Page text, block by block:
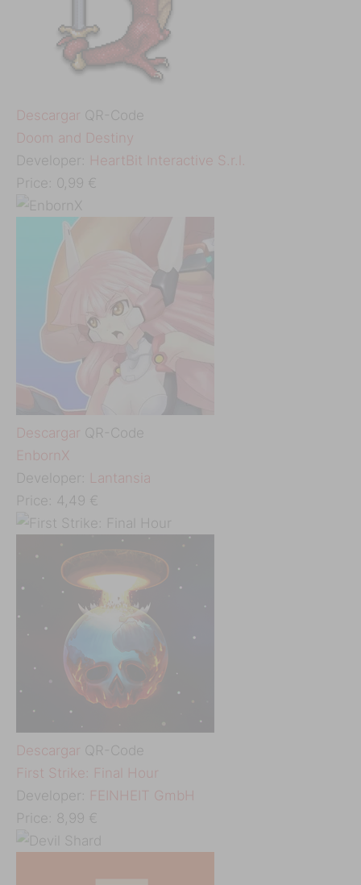
Descargar QR-Code
‎Doom and Destiny
Developer: HeartBit Interactive S.r.l.
Price: 0,99 €
Descargar QR-Code
EnbornX
Developer:
Lantansia
Price:
4,49 €
Descargar QR-Code
‎First Strike: Final Hour
Developer: FEINHEIT GmbH
Price: 8,99 €